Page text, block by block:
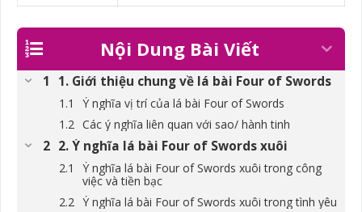
Nội Dung Bài Viết
1. Giới thiệu chung về lá bài Four of Swords
Ý nghĩa vị trí của lá bài Four of Swords
Các ý nghĩa liên quan với sao/ hành tinh
2. Ý nghĩa lá bài Four of Swords xuôi
Ý nghĩa lá bài Four of Swords xuôi trong công
việc và tiền bạc
Ý nghĩa lá bài Four of Swords xuôi trong tình yêu